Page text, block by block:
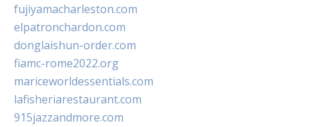
fujiyamacharleston.com
elpatronchardon.com
donglaishun-order.com
fiamc-rome2022.org
mariceworldessentials.com
lafisheriarestaurant.com
915jazzandmore.com